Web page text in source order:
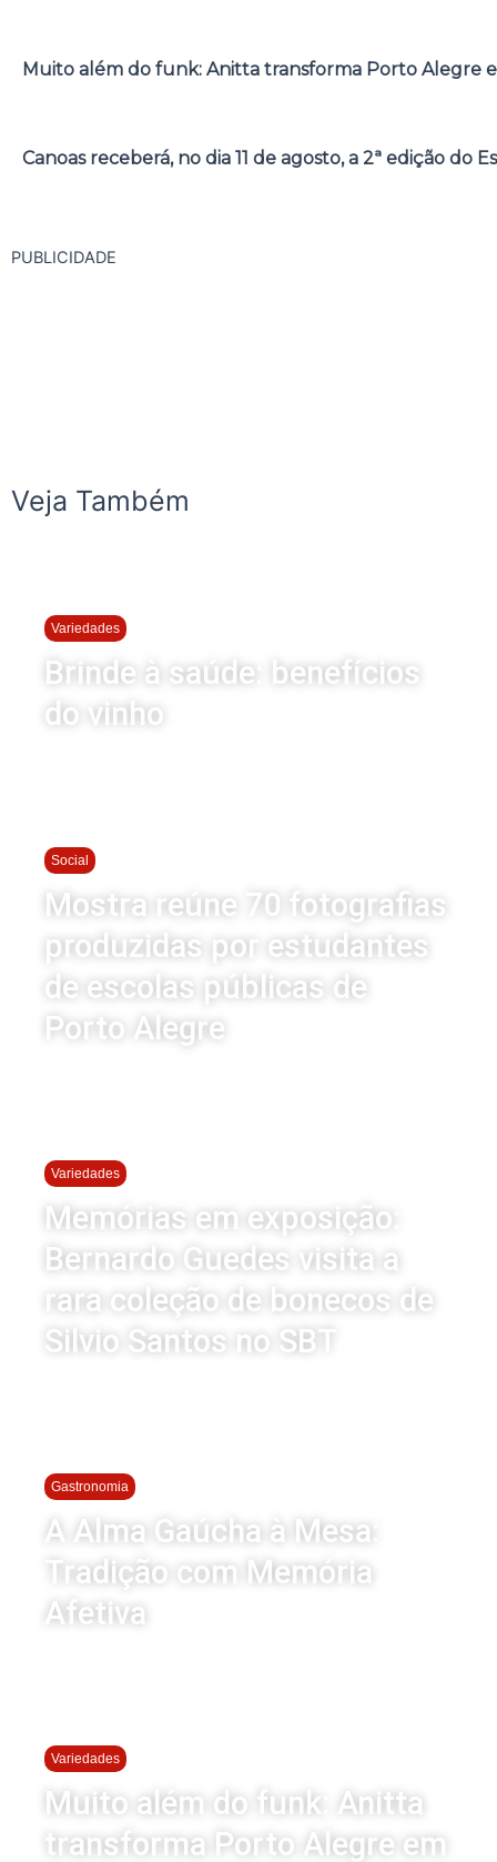
Muito além do funk: Anitta transforma Porto Alegre
Canoas receberá, no dia 11 de agosto, a 2ª edição do
PUBLICIDADE
Veja Também
Variedades
Brinde à saúde: benefícios
do vinho
Social
Mostra reúne 70 fotografias
produzidas por estudantes
de escolas públicas de
Porto Alegre
Variedades
Memórias em exposição:
Bernardo Guedes visita a
rara coleção de bonecos de
Silvio Santos no SBT
Gastronomia
A Alma Gaúcha à Mesa:
Tradição com Memória
Afetiva
Variedades
Muito além do funk: Anitta
transforma Porto Alegre em